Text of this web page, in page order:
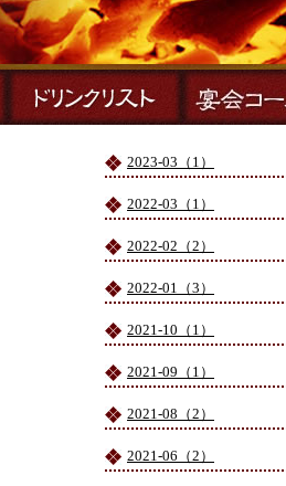
2023-03（1）
2022-03（1）
2022-02（2）
2022-01（3）
2021-10（1）
2021-09（1）
2021-08（2）
2021-06（2）